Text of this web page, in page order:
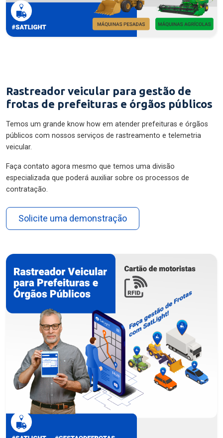
Rastreador veicular para gestão de
frotas de prefeituras e órgãos públicos
Temos um grande know how em atender prefeituras e órgãos
públicos com nossos serviços de rastreamento e telemetria
veicular.
Faça contato agora mesmo que temos uma divisão
especializada que poderá auxiliar sobre os processos de
contratação.
Solicite uma demonstração